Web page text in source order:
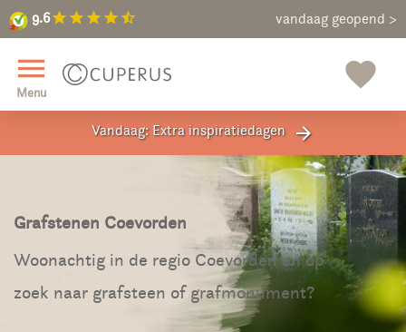
9.6star star star star star_half vandaag geopend >
9.6 Maak een vrijblijvende afspraak
menu
Menu favorite
close
Vandaag: Extra inspiratiedagen arrow_forward
Grafstenen Coevorden
Woonachtig in de regio Coevorden en op
zoek naar grafsteen of grafmonument?